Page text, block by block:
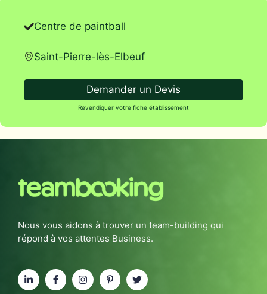
Centre de paintball
Saint-Pierre-lès-Elbeuf
Demander un Devis
Revendiquer votre fiche établissement
Nous vous aidons à trouver un team-building qui
répond à vos attentes Business.